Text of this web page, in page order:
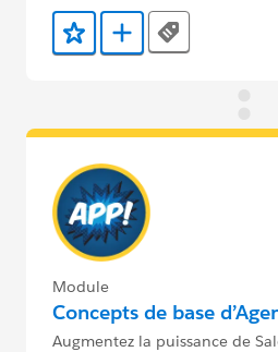
Ajouter aux favoris
Ajouter au Trailmix
Tags
Module
Concepts de base
Augmentez la puissance de